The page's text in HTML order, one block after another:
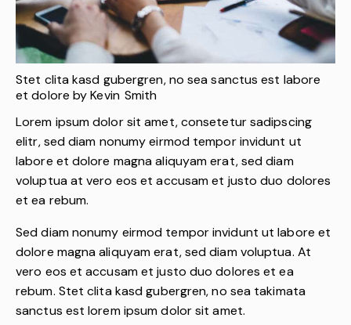
Stet clita kasd gubergren, no sea sanctus est labore
et dolore byKevin Smith
Lorem ipsum dolor sit amet, consetetur sadipscing
elitr, sed diam nonumy eirmod tempor invidunt ut
labore et dolore magna aliquyam erat, sed diam
voluptua at vero eos et accusam et justo duo dolores
et ea rebum.
Sed diam nonumy eirmod tempor invidunt ut labore et
dolore magna aliquyam erat, sed diam voluptua. At
vero eos et accusam et justo duo dolores et ea
rebum. Stet clita kasd gubergren, no sea takimata
sanctus est lorem ipsum dolor sit amet.